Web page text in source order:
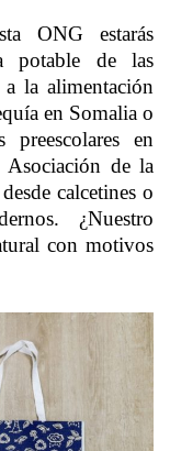
ONG estarás
potable de las
a la alimentación
en Somalia o
en
de la
calcetines o
¿Nuestro
con motivos